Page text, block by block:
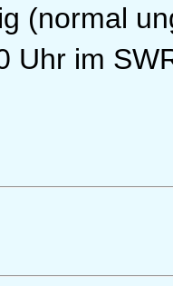
(normal
Uhr im